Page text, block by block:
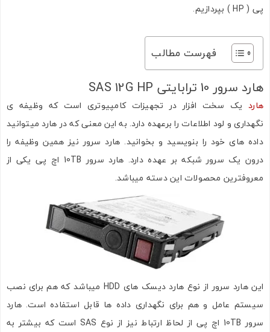
پی ( HP ) بپردازیم.
فهرست مطالب
هارد سرور 10 ترابایتی SAS 12G HP
هارد یک سخت افزار در تجهیزات کامپیوتری است که وظیفه ی
نگهداری و لود اطلاعات را برعهده دارد. به این معنی که در هارد میتوانید
داده های خود را بنویسید و بخوانید. هارد سرور نیز همین وظیفه را
درون یک سرور شبکه بر عهده دارد. هارد سرور 10TB اچ پی یکی از
معروفترین محصولات این دسته میباشد.
این هارد سرور از نوع هارد دیسک های HDD میباشد که هم برای نصب
سیستم عامل و هم برای نگهداری داده ها قابل استفاده است. هارد
سرور 10TB
اچ پی از لحاظ ارتباط نیز از نوع SAS است که بیشتر به